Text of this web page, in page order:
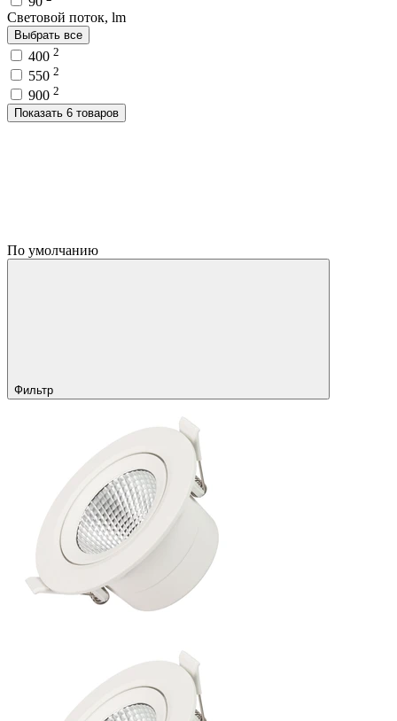
Световой поток, lm
Выбрать все
400 2
550 2
900 2
Показать 6 товаров
По умолчанию
Фильтр